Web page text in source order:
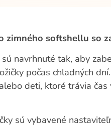
zimného softshellu so
navrhnuté tak, aby
počas chladných
deti, ktoré trávia čas
sú vybavené